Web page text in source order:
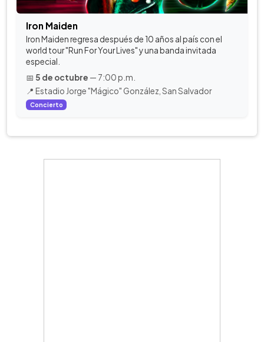
Iron Maiden
Iron Maiden regresa después de 10 años al país con el
world tour "Run For Your Lives" y una banda invitada
especial.
📅 5 de octubre — 7:00 p.m.
📍 Estadio Jorge "Mágico" González, San Salvador
Concierto